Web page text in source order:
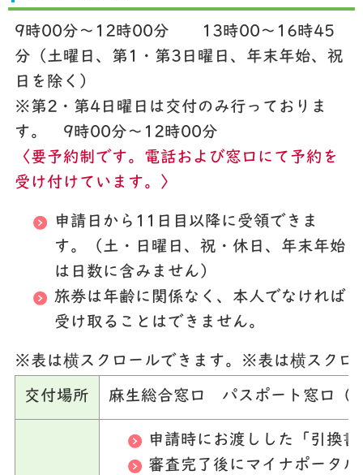
9時00分～12時00分 13時00～16時45
分 （土曜日、第1・第3日曜日、年末年始、祝
日を除く）
※第2・第4日曜日は交付のみ行っておりま
す。 9時00分～12時00分
〈要予約制です。電話および窓口にて予約を
受け付けています。〉
申請日から11日目以降に受領できま
す。（土・日曜日、祝・休日、年末年始
は日数に含みません）
旅券は年齢に関係なく、本人でなければ
受け取ることはできません。
※表は横スクロールできます。 ※表は横スクロ
交付場所 麻生総合窓口 パスポート窓口（
申請時にお渡しした「引換
審査完了後にマイナポータ